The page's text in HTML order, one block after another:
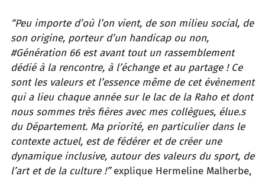
“Peu importe d’où l’on vient, de son milieu social, de
son origine, porteur d’un handicap ou non,
#Génération 66 est avant tout un rassemblement
dédié à la rencontre, à l’échange et au partage ! Ce
sont les valeurs et l’essence même de cet évènement
qui a lieu chaque année sur le lac de la Raho et dont
nous sommes très fières avec mes collègues, élue.s
du Département. Ma priorité, en particulier dans le
contexte actuel, est de fédérer et de créer une
dynamique inclusive, autour des valeurs du sport, de
l’art et de la culture !”explique Hermeline Malherbe,